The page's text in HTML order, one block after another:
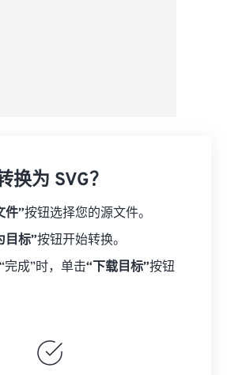
换为 SVG？
件”按钮选择您的源文件。
目标”按钮开始转换。
完成”时，单击“下载目标”按钮